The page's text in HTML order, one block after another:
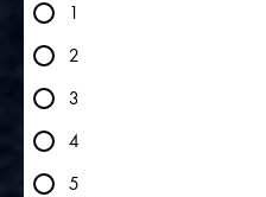
1
2
3
4
5